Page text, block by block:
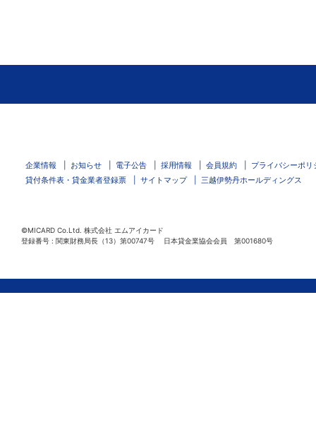
企業情報 お知らせ 電子公告 採用情報 会員規約
プライバシーポリ
貸付条件表・貸金業者登録票
サイトマップ 三越伊勢丹ホールディングス
©MICARD Co.Ltd. 株式会社 エムアイカード
登録番号 : 関東財務局長（13）第00747号 日本貸金業協会会員 第001680号